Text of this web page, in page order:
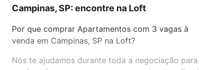
Campinas, SP: encontre na Loft
Por que comprar Apartamentos com 3 vagas à
venda em Campinas, SP na Loft?
Nós te ajudamos durante toda a negociação para